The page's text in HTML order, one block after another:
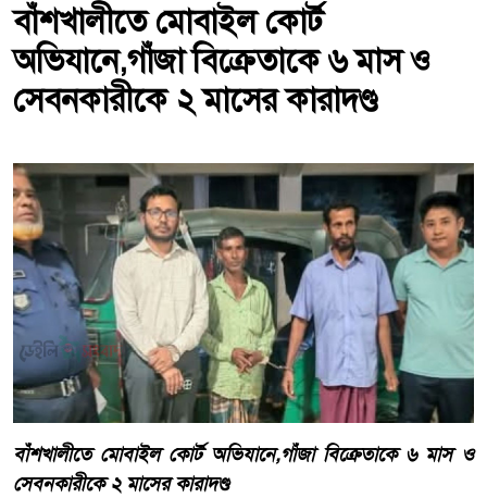
বাঁশখালীতে মোবাইল কোর্ট
অভিযানে,গাঁজা বিক্রেতাকে ৬ মাস ও
সেবনকারীকে ২ মাসের কারাদণ্ড
বাঁশখালীতে মোবাইল কোর্ট অভিযানে,গাঁজা বিক্রেতাকে ৬ মাস ও
সেবনকারীকে ২ মাসের কারাদণ্ড